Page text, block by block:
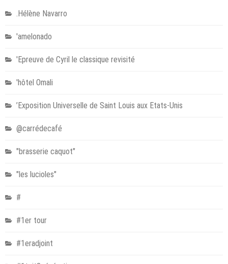
.Hélène Navarro
'amelonado
'Epreuve de Cyril le classique revisité
'hôtel Omali
’Exposition Universelle de Saint Louis aux Etats-Unis
@carrédecafé
"brasserie caquot"
"les lucioles"
#
#1er tour
#1eradjoint